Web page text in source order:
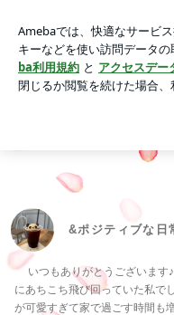
アプリをダウンロードして
ょう。
&ポジティブな日
いつもありがとうございます♪
にあちこち飛び回っていた私で
が可愛すぎて家で過ごす時間も